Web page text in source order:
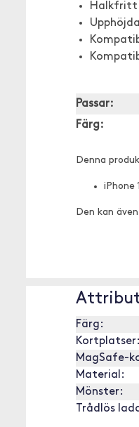
Halkfritt
Passar:
Färg:
Denna
iPhone
Den kan
Färg:
Kortplatser:
MagSafe-
Material:
Mönster:
Trådlös